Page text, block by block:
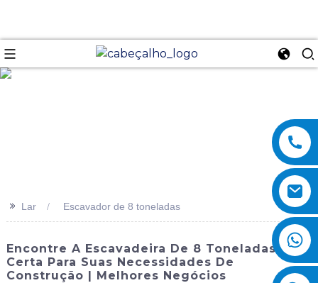
>> Lar Escavador de 8 toneladas
Encontre A Escavadeira De 8 Toneladas
Certa Para Suas Necessidades De
Construção | Melhores Negócios